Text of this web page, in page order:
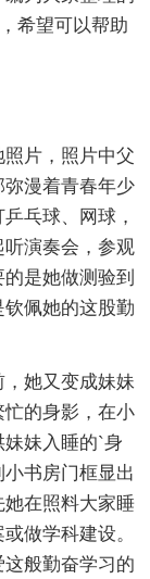
希望可以帮助
片，照片中父
漫着青春年少
乓球、网球，
演奏会，参观
是她做测验到
佩她的这股勤
她又变成妹妹
的身影，在小
妹入睡的`身
书房门框显出
在照料大家睡
做学科建设。
般勤奋学习的